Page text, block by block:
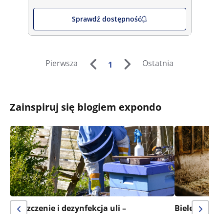
Sprawdź dostępność
Pierwsza 1 Ostatnia
Zainspiruj się blogiem expondo
Czyszczenie i dezynfekcja uli – Bielenie